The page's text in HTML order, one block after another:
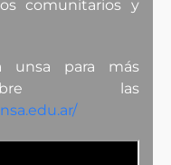
comunitarios y
para más
las